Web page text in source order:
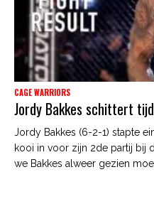
CAGE WARRIORS
Jordy Bakkes schittert
Jordy Bakkes (6-2-1) stapte
kooi in voor zijn 2de partij bij
we Bakkes alweer gezien